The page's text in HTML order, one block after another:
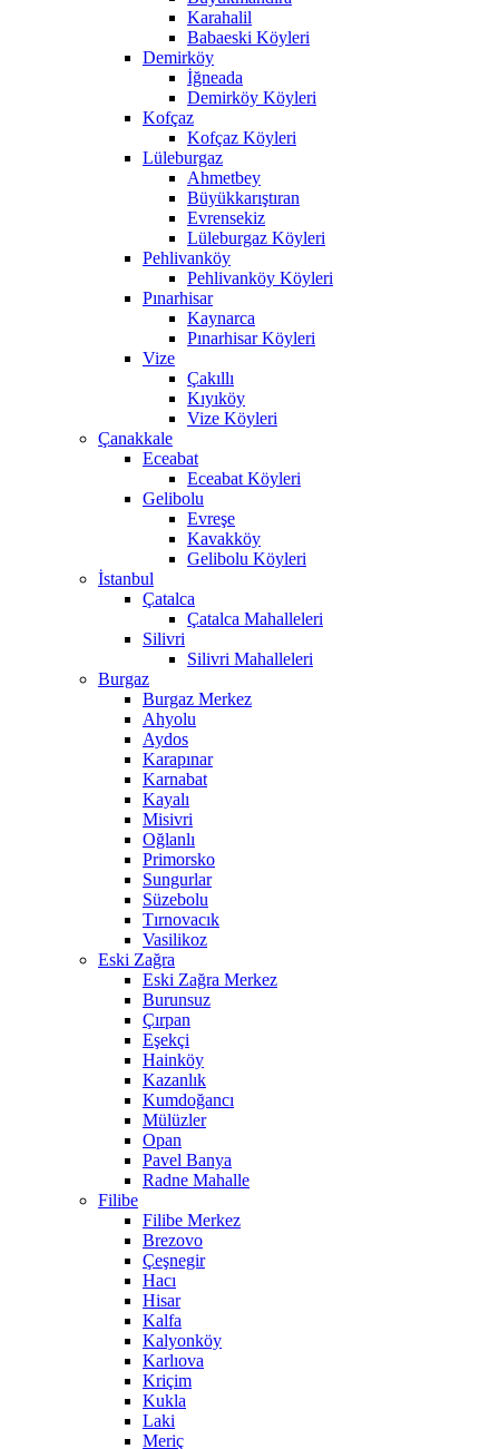
Karahalil
Babaeski Köyleri
Demirköy
İğneada
Demirköy Köyleri
Kofçaz
Kofçaz Köyleri
Lüleburgaz
Ahmetbey
Büyükkarıştıran
Evrensekiz
Lüleburgaz Köyleri
Pehlivanköy
Pehlivanköy Köyleri
Pınarhisar
Kaynarca
Pınarhisar Köyleri
Vize
Çakıllı
Kıyıköy
Vize Köyleri
Çanakkale
Eceabat
Eceabat Köyleri
Gelibolu
Evreşe
Kavakköy
Gelibolu Köyleri
İstanbul
Çatalca
Çatalca Mahalleleri
Silivri
Silivri Mahalleleri
Burgaz
Burgaz Merkez
Ahyolu
Aydos
Karapınar
Karnabat
Kayalı
Misivri
Oğlanlı
Primorsko
Sungurlar
Süzebolu
Tırnovacık
Vasilikoz
Eski Zağra
Eski Zağra Merkez
Burunsuz
Çırpan
Eşekçi
Hainköy
Kazanlık
Kumdoğancı
Mülüzler
Opan
Pavel Banya
Radne Mahalle
Filibe
Filibe Merkez
Brezovo
Çeşnegir
Hacı
Hisar
Kalfa
Kalyonköy
Karlıova
Kriçim
Kukla
Laki
Meriç